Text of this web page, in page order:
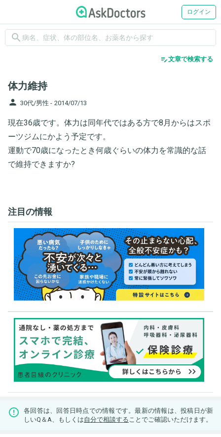
ログイン
search
edit_note文章で検索する
体力維持
person 30代/男性 - 2014/07/13
現在36歳です。体力は同年代ではある方で8月からはスポ
ーツジムにかよう予定です。
運動で70歳になったとき何歳ぐらいの体力を常識的な話
で維持できますか?
注目の情報
各回答は、回答日時点での情報です。最新の情報は、投稿日が新
しいQ＆A、もしくは自分で相談する ことでご確認いただけます。